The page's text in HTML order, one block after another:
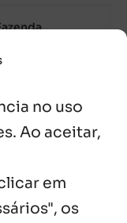
no uso
Ao aceitar,
em
os
Centro Infantil